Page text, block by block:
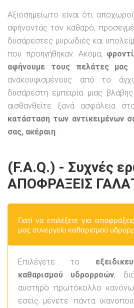
Αξιοσημείωτο είναι ότι
αφήνοντάς τον καθαρό,
δυσάρεστες μυρωδιές και
που προηγήθηκαν. Ακόμα,
αφήνουμε τους πελάτες μας
ανακουφισμένους από το
δυσάρεστη εμπειρία μιας
αισθανθείτε ξανά ασφάλεια
κατάσταση των αντικειμένων
σας, ακέραιη.
(F.A.Q.) - Συχνές
ΑΠΟΦΡΑΞΕΙΣ
Γιατί να επιλέξετε για
μας συνεργείο καθαρισμού
Επιλέγετε το
καθαρισμού υδρορροών,
αυστηρό πρωτόκολλο
εσείς μένετε πάντα